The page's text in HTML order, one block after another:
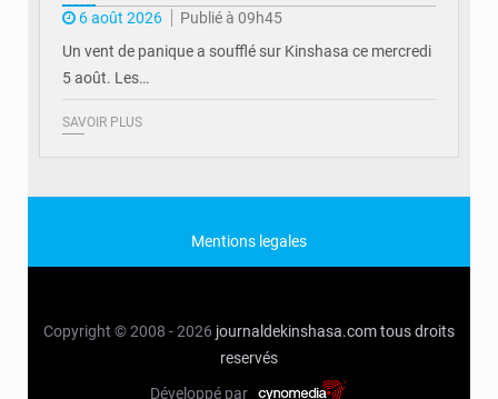
6 août 2026
Publié à 09h45
Un vent de panique a soufflé sur Kinshasa ce mercredi
5 août. Les…
SAVOIR PLUS
Mentions legales
Copyright © 2008 - 2026 journaldekinshasa.comtous droits
reservés
Développé par